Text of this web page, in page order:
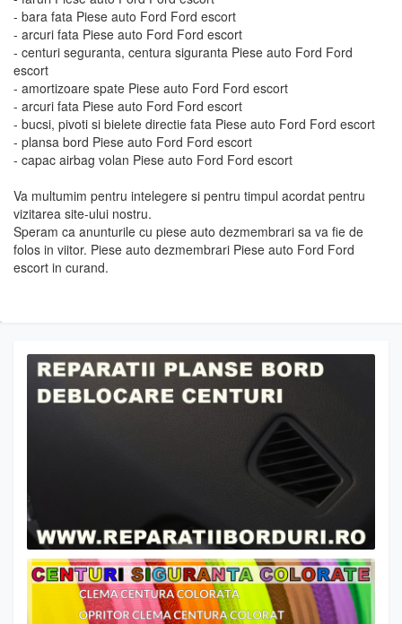
- bara fata Piese auto Ford Ford escort
- arcuri fata Piese auto Ford Ford escort
- centuri seguranta, centura siguranta Piese auto Ford Ford
escort
- amortizoare spate Piese auto Ford Ford escort
- arcuri fata Piese auto Ford Ford escort
- bucsi, pivoti si bielete directie fata Piese auto Ford Ford escort
- plansa bord Piese auto Ford Ford escort
- capac airbag volan Piese auto Ford Ford escort
Va multumim pentru intelegere si pentru timpul acordat pentru
vizitarea site-ului nostru.
Speram ca anunturile cu piese auto dezmembrari sa va fie de
folos in viitor. Piese auto dezmembrari Piese auto Ford Ford
escort in curand.